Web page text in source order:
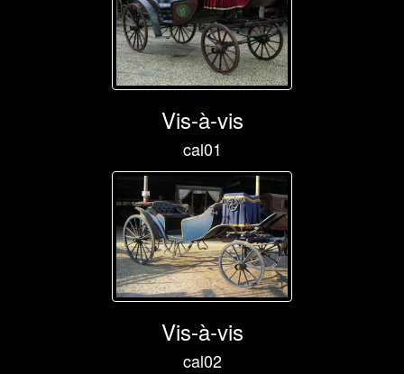
Vis-à-vis
cal01
Vis-à-vis
cal02